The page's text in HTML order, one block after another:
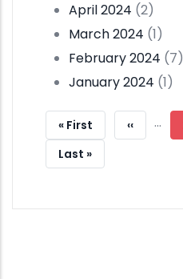
April 2024 (2)
March 2024 (1)
February 2024 (7)
January 2024 (1)
Pagination
First
Page
« First
Previous
‹‹ …
Last
Last »